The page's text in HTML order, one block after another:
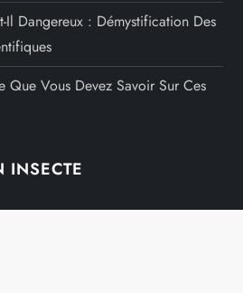
Il Dangereux : Démystification Des
Que Vous Devez Savoir Sur Ces
INSECTE